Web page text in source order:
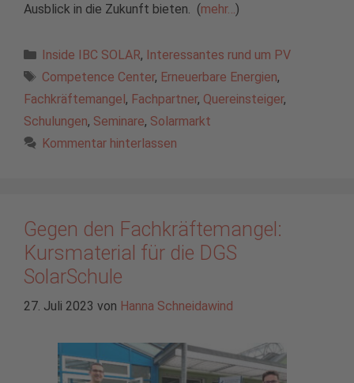
Ausblick in die Zukunft bieten. (mehr… )
Kategorien
Inside IBC SOLAR, Interessantes rund um PV
Schlagwörter
Competence Center, Erneuerbare Energien,
Fachkräftemangel, Fachpartner, Quereinsteiger,
Schulungen, Seminare, Solarmarkt
Kommentar hinterlassen
Gegen den Fachkräftemangel:
Kursmaterial für die DGS
SolarSchule
27. Juli 2023 von Hanna Schneidawind